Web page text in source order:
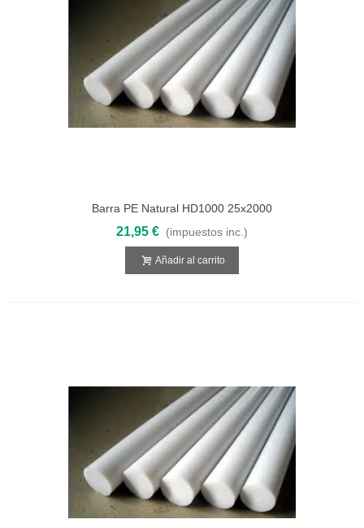
Barra PE Natural HD1000 25x2000
21,95 € (impuestos inc.)
Añadir al carrito